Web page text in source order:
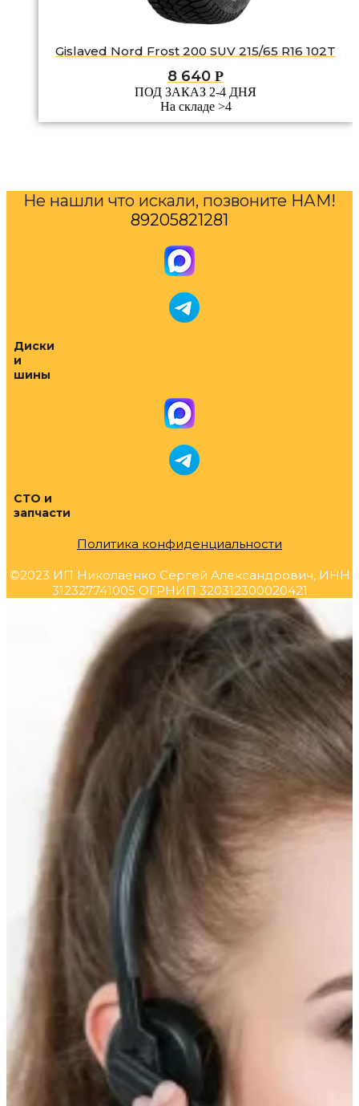
Gislaved Nord Frost 200 SUV 215/65 R16 102T
8 640 Р
ПОД ЗАКАЗ 2-4 ДНЯ
На складе >4
Не нашли что искали, позвоните НАМ!
89205821281
Диски
и
шины
СТО и
запчасти
Политика конфиденциальности
©2023 ИП Николаенко Сергей Александрович, ИНН
312327741005 ОГРНИП 320312300020421